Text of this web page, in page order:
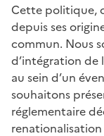
Cette politique,
depuis ses
commun. Nous
d’intégration de
au sein d’un
souhaitons
réglementaire